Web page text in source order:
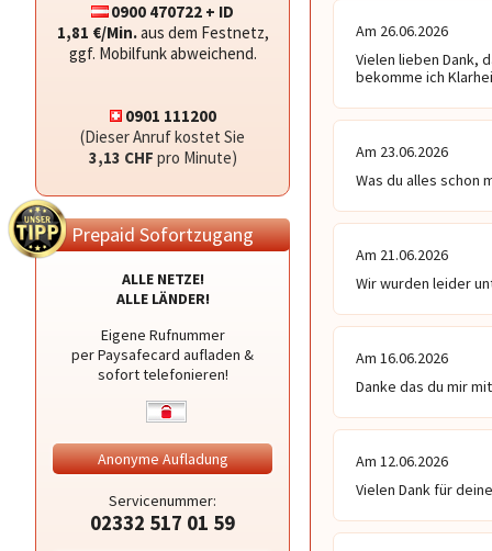
0900 470722 + ID
1,81 €/Min.aus dem Festnetz,
ggf. Mobilfunk abweichend.
0901 111200
(Dieser Anruf kostet Sie
3,13 CHF pro Minute)
Prepaid Sofortzugang
ALLE NETZE!
ALLE LÄNDER!
Eigene Rufnummer
per Paysafecard aufladen &
sofort telefonieren!
Anonyme Aufladung
Servicenummer:
02332 517 01 59
Am 26.06.2026
Vielen lieben Dank,
bekomme ich
Am 23.06.2026
Was du alles schon
Am 21.06.2026
Wir wurden leider
Am 16.06.2026
Danke das du mir
Am 12.06.2026
Vielen Dank für